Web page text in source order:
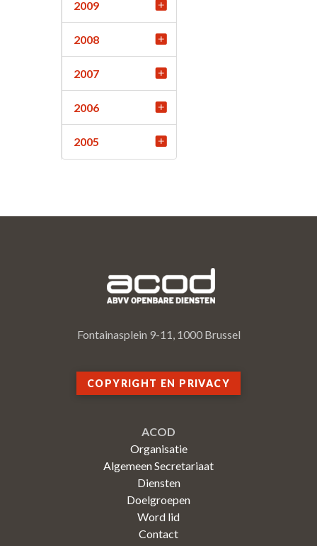
2009
2008
2007
2006
2005
Fontainasplein 9-11, 1000 Brussel
COPYRIGHT EN PRIVACY
ACOD
Organisatie
Algemeen Secretariaat
Diensten
Doelgroepen
Word lid
Contact